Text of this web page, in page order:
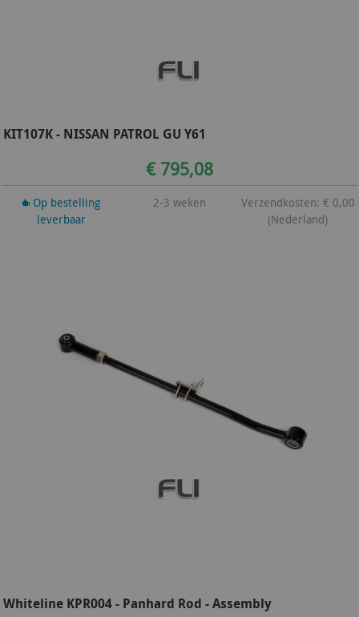
KIT107K - NISSAN PATROL GU Y61
€ 795,08
Op bestelling
leverbaar
2-3 weken
Verzendkosten: € 0,00
(Nederland)
Whiteline KPR004 - Panhard Rod - Assembly